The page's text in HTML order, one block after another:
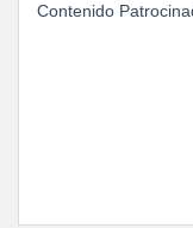
Contenido